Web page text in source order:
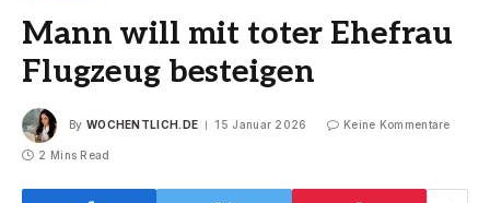
Mann will mit toter Ehefrau
Flugzeug besteigen
By WOCHENTLICH.DE 15 Januar 2026 Keine Kommentare
2 Mins Read